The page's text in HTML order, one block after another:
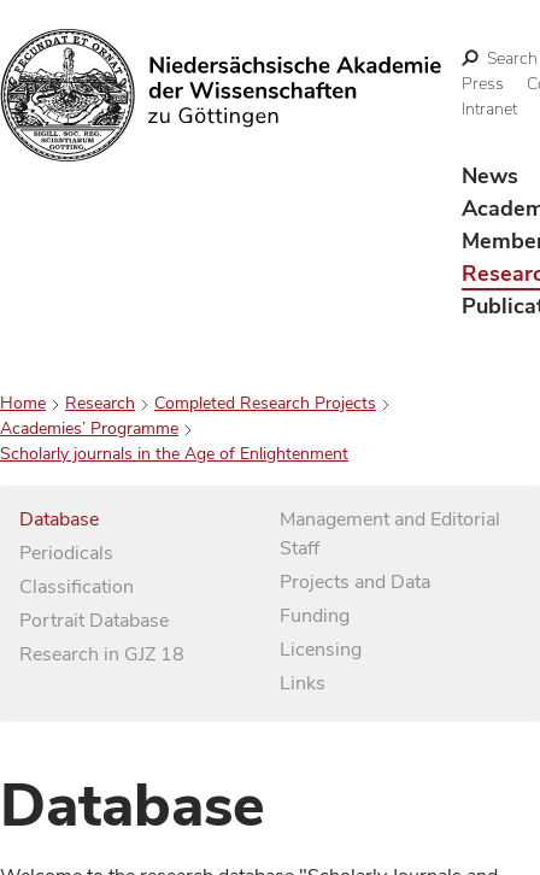
Search
Search
Press
Intranet
News
Home Research
Completed Research Projects
Academies’ Programme
Scholarly journals in the Age of Enlightenment
Database
Periodicals
Classification
Portrait Database
Research in GJZ 18
Management and Editorial
Staff
Projects and Data
Funding
Licensing
Links
Database